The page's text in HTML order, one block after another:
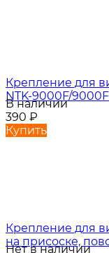
Крепление для
NTK-9000F/
В наличии
390 ₽
Купить
Крепление для
на присоске,
Нет в наличии